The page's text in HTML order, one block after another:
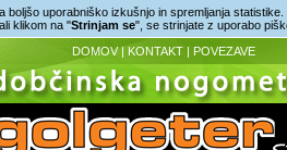
boljšo uporabniško izkušnjo in spremljanja statistike.
klikom na "Strinjam se", se strinjate z uporabo
DOMOV | KONTAKT | POVEZAVE